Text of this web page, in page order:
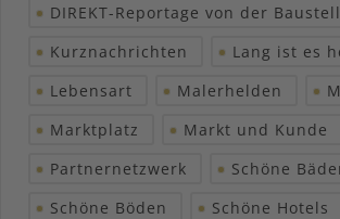
DIREKT-Reportage von der
Kurznachrichten
Lang ist es
Lebensart
Malerhelden
Marktplatz
Markt und Kunde
Partnernetzwerk
Schöne
Schöne Böden
Schöne Hotels